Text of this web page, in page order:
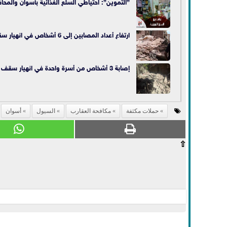
ارتفاع أعداد المصابين إلى 6 أشخاص في انهيار سقف منزل بأسوان
إصابة 3 أشخاص من أسرة واحدة في انهيار سقف منزل بأسوان
حملات مكثفة مكافحة العقارب السيول أسوان
⇧